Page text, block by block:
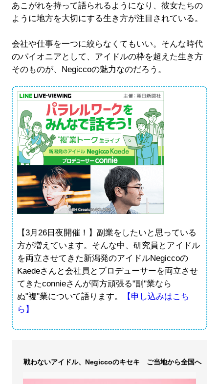
あこがれを持って語られるようになり、彼女たちの
ように地方を大切にする生き方が注目されている。
会社や仕事を一つに絞らなくてもいい。そんな時代
のパイオニアとして、アイドルの枠を超えた生き方
そのものが、Negiccoの魅力なのだろう。
【3月26日夜開催！】副業をしたいと思っている
方が増えています。そんな中、研究員とアイドル
を両立させてきた新潟発のアイドルNegiccoの
Kaedeさんと会社員とプロデューサーを両立させ
てきたconnieさんが両方頑張る"副"業なら
ぬ"複"業について語ります。
【申し込みはこち
ら】
戦わないアイドル、Negiccoのキセキ ご当地から全国へ